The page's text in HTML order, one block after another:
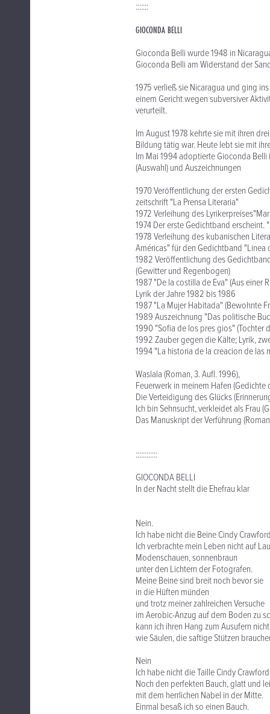
:::::::
GIOCONDA BELLI
Gioconda Belli wurde 1948 in
Gioconda Belli am Widerstand der
1975 verließ sie Nicaragua und ging
einem Gericht wegen subversiver
verurteilt.
Im August 1978 kehrte sie mit ihren
Bildung tätig war. Heute lebt sie mit
Im Mai 1994 adoptierte Gioconda
(Auswahl) und Auszeichnungen
1970 Veröffentlichung der ersten
zeitschrift "La Prensa Literaria"
1972 Verleihung des
1974 Der erste Gedichtband erscheint.
1978 Verleihung des kubanischen
Américas" für den Gedichtband "Linea
1982 Veröffentlichung des
(Gewitter und Regenbogen)
1987 "De la costilla de Eva" (Aus einer
Lyrik der Jahre 1982 bis 1986
1987 "La Mujer Habitada" (Bewohnte
1989 Auszeichnung "Das politische
1990 "Sofia de los pres gios" (Tochter
1992 Zauber gegen die Kälte; Lyrik,
1994 "La historia de la creacion de las
Waslala (Roman, 3. Aufl. 1996),
Feuerwerk in meinem Hafen
Die Verteidigung des Glücks
Ich bin Sehnsucht, verkleidet als Frau
Das Manuskript der Verführung
::::::::::::
GIOCONDA BELLI
In der Nacht stellt die Ehefrau klar
Nein.
Ich habe nicht die Beine Cindy
Ich verbrachte mein Leben nicht auf
Modenschauen, sonnenbraun
unter den Lichtern der Fotografen.
Meine Beine sind breit noch bevor sie
in die Hüften münden
und trotz meiner zahlreichen Versuche
im Aerobic-Anzug auf dem Boden zu
kann ich ihren Hang zum Ausufern
wie Säulen, die saftige Stützen
Nein
Ich habe nicht die Taille Cindy
Noch den perfekten Bauch, glatt und
mit dem herrlichen Nabel in der Mitte.
Einmal besaß ich so einen Bauch.